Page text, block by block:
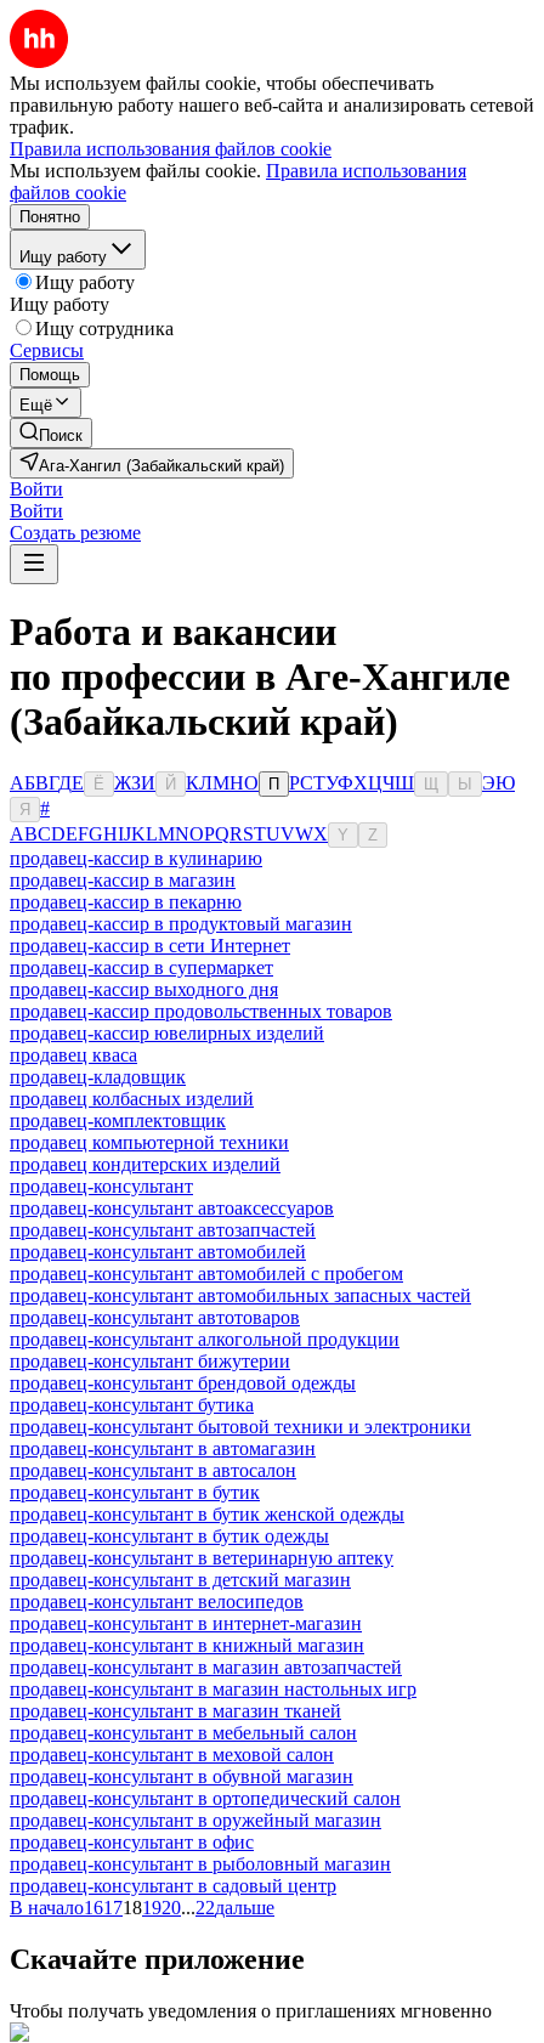
Мы используем файлы cookie, чтобы обеспечивать
правильную работу нашего веб-сайта и анализировать сетевой
трафик.
Правила использования файлов cookie
Мы используем файлы cookie. Правила использования
файлов cookie
Понятно
Ищу работу
Ищу работу
Ищу работу
Ищу сотрудника
Сервисы
Помощь
Ещё
Поиск
Ага-Хангил (Забайкальский край)
Войти
Войти
Создать резюме
Работа и вакансии
по профессии в Аге-Хангиле
(Забайкальский край)
АБВГДЕ Ё ЖЗИ Й КЛМНО П РСТУФХЦЧШ Ы ЭЮ
Я
#
ABCDEFGHIJKLMNOPQRSTUVWX Y Z
продавец-кассир в кулинарию
продавец-кассир в магазин
продавец-кассир в пекарню
продавец-кассир в продуктовый магазин
продавец-кассир в сети Интернет
продавец-кассир в супермаркет
продавец-кассир выходного дня
продавец-кассир продовольственных товаров
продавец-кассир ювелирных изделий
продавец кваса
продавец-кладовщик
продавец колбасных изделий
продавец-комплектовщик
продавец компьютерной техники
продавец кондитерских изделий
продавец-консультант
продавец-консультант автоаксессуаров
продавец-консультант автозапчастей
продавец-консультант автомобилей
продавец-консультант автомобилей с пробегом
продавец-консультант автомобильных запасных частей
продавец-консультант автотоваров
продавец-консультант алкогольной продукции
продавец-консультант бижутерии
продавец-консультант брендовой одежды
продавец-консультант бутика
продавец-консультант бытовой техники и электроники
продавец-консультант в автомагазин
продавец-консультант в автосалон
продавец-консультант в бутик
продавец-консультант в бутик женской одежды
продавец-консультант в бутик одежды
продавец-консультант в ветеринарную аптеку
продавец-консультант в детский магазин
продавец-консультант велосипедов
продавец-консультант в интернет-магазин
продавец-консультант в книжный магазин
продавец-консультант в магазин автозапчастей
продавец-консультант в магазин настольных игр
продавец-консультант в магазин тканей
продавец-консультант в мебельный салон
продавец-консультант в меховой салон
продавец-консультант в обувной магазин
продавец-консультант в ортопедический салон
продавец-консультант в оружейный магазин
продавец-консультант в офис
продавец-консультант в рыболовный магазин
продавец-консультант в садовый центр
В начало1617181920...22дальше
Скачайте приложение
Чтобы получать уведомления о приглашениях мгновенно